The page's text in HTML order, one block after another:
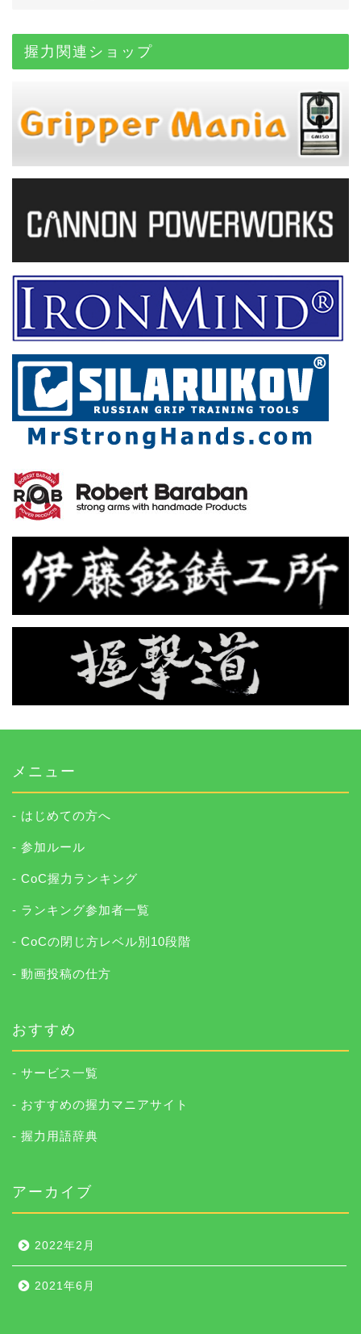
握力関連ショップ
メニュー
- はじめての方へ
- 参加ルール
- CoC握力ランキング
- ランキング参加者一覧
- CoCの閉じ方レベル別10段階
- 動画投稿の仕方
おすすめ
- サービス一覧
- おすすめの握力マニアサイト
- 握力用語辞典
アーカイブ
2022年2月
2021年6月